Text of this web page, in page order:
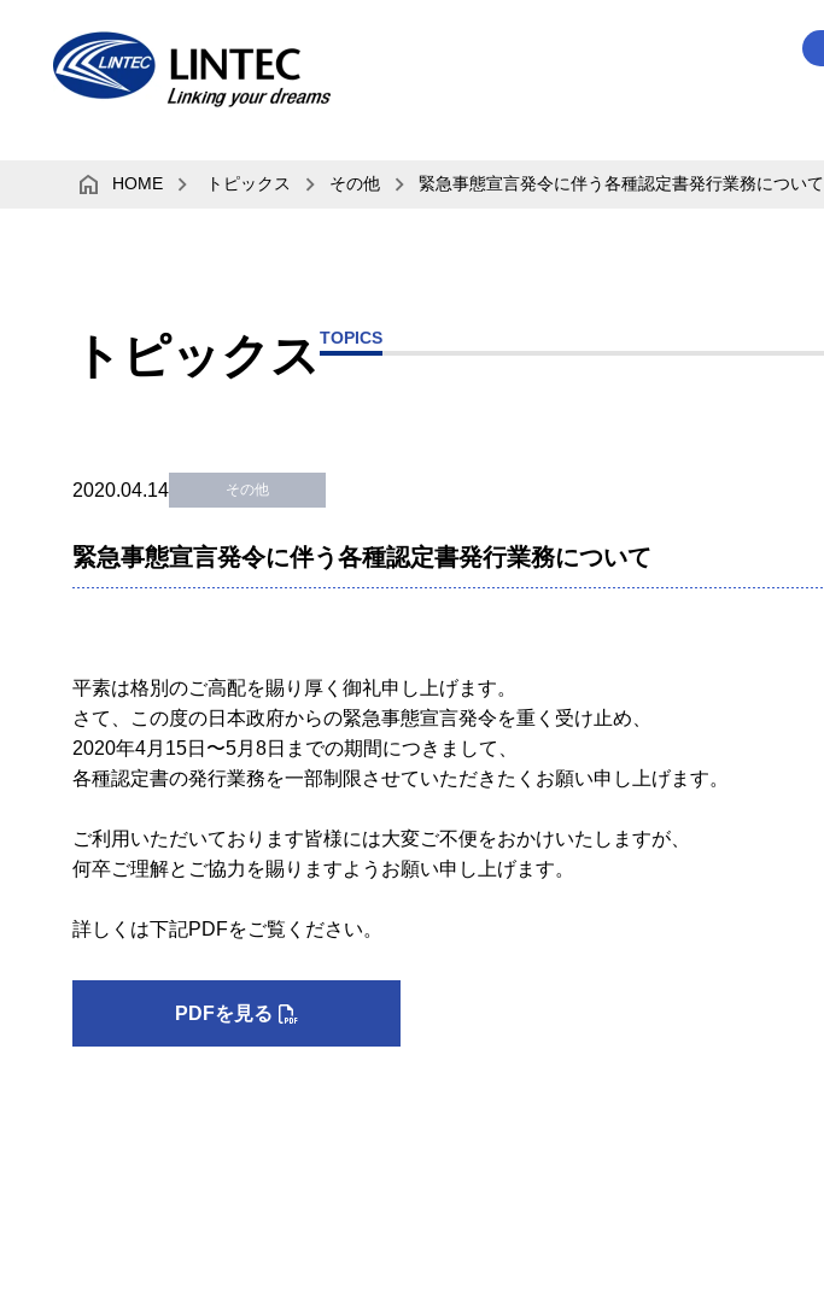
HOME トピックス その他 緊急事態宣言発令に伴う各種認定書発行業務について
トピックス TOPICS
2020.04.14 その他
緊急事態宣言発令に伴う各種認定書発行業務について
平素は格別のご高配を賜り厚く御礼申し上げます。
さて、この度の日本政府からの緊急事態宣言発令を重く受け止め、
2020年4月15日〜5月8日までの期間につきまして、
各種認定書の発行業務を一部制限させていただきたくお願い申し上げます。
ご利用いただいております皆様には大変ご不便をおかけいたしますが、
何卒ご理解とご協力を賜りますようお願い申し上げます。
詳しくは下記PDFをご覧ください。
PDFを見る